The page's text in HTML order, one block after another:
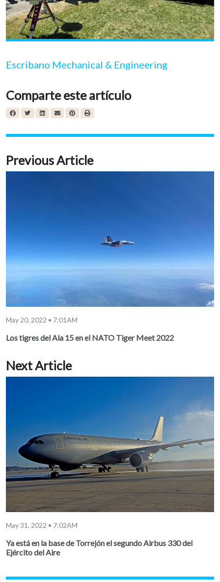
Escribano Mechanical & Engineering
Comparte este artículo
Previous Article
May 20, 2022 • 7:01AM
Los tigres del Ala 15 en el NATO Tiger Meet 2022
Next Article
May 31, 2022 • 7:02AM
Ya está en la base de Torrejón el segundo Airbus 330 del
Ejército del Aire